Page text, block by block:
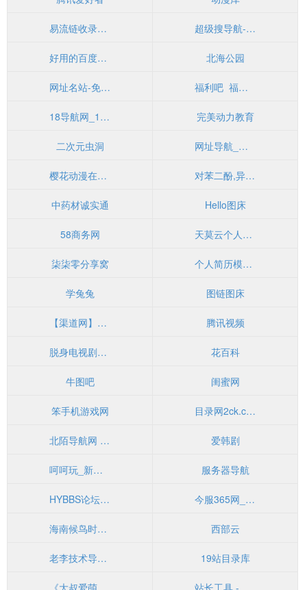
易流链收录网－免费收录站长网址，网站流量联盟，一路链自动链，站长网址之家，16link免费友情链接 超级搜导航-网站收录-自动收录网-网址收录-自动秒收录
好用的百度云盘搜索引擎 北海公园
网址名站-免费收录网站,发布外链信息软文平台 福利吧 ​ 福利导航
18导航网_18分类目录_收录精选的导航网站 完美动力教育
二次元虫洞 网址导航_免费收录网站_网址铺吧网址导航
樱花动漫在线,樱花动漫网站,樱花动漫入口 对苯二酚,异戊烯醛,异戊烯醇321,防黄剂,丁酰肼原药,甲醇钠溶液,乙醇钠溶液_山东欣烨生物科技有限公司
中药材诚实通 Hello图床
58商务网 天莫云个人主页/网站导航
柒柒零分享窝 个人简历模板网(www.jianli-sky.com)
学兔兔 图链图床
【渠道网】招商加盟综合服务平台 腾讯视频
脱身电视剧全集（1 花百科
牛图吧 闺蜜网
笨手机游戏网 目录网2ck.cn- 全新架构自动秒收录网址导航，实现自主提交，自动化收录，打造百万网址库
北陌导航网 - 技术导航-上网导航-网址导航 爱韩剧
呵呵玩_新开网页游戏公益服sf_Gm游戏_手机游戏_H5_无限元宝_Bt页游排行榜_满vip游戏 服务器导航
HYBBS论坛程序 今服365网_生活服务平台_生活服务信息网_分类信息网_免费发布信息网
海南候鸟时光旅居网 西部云
老李技术导航 - 学习技术 19站目录库
《大叔爱萌妻》大叔爱萌妻[TXT小说下载]